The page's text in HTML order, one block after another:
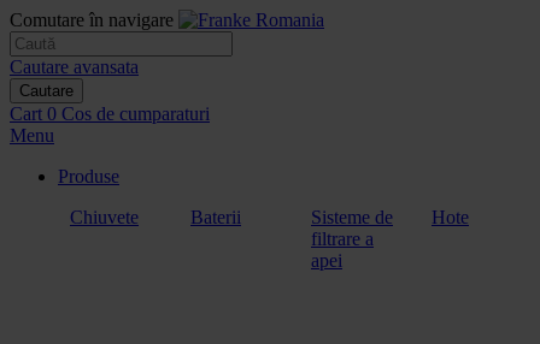
Comutare în navigare
Cautare avansata
Cautare
Cart 0 Cos de cumparaturi
Menu
Produse
Chiuvete
Baterii
Sisteme de
filtrare a
apei
Hote